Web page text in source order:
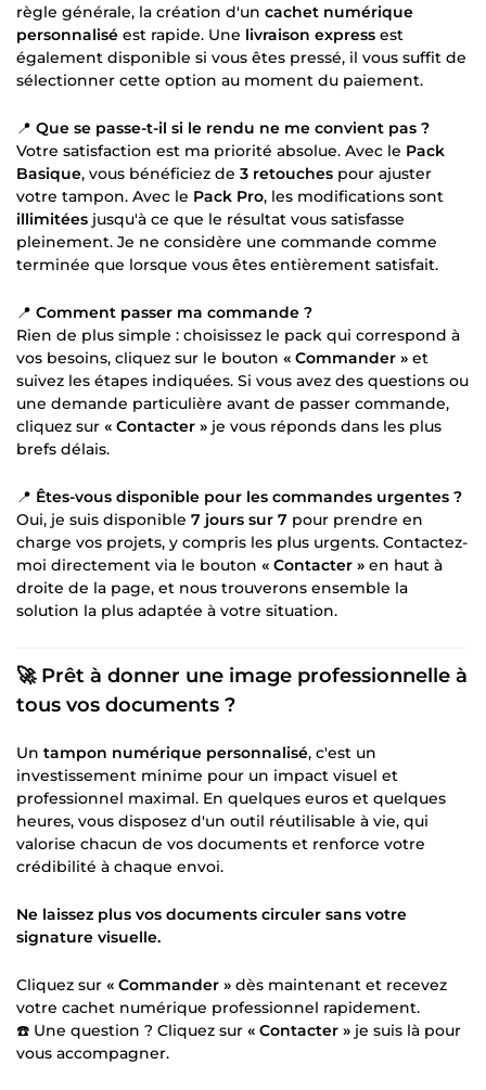
règle générale, la création d'un cachet numérique
personnalisé est rapide. Une livraison express est
également disponible si vous êtes pressé, il vous suffit de
sélectionner cette option au moment du paiement.
📍 Que se passe-t-il si le rendu ne me convient pas ?
Votre satisfaction est ma priorité absolue. Avec le Pack
Basique, vous bénéficiez de 3 retouches pour ajuster
votre tampon. Avec le Pack Pro, les modifications sont
illimitées jusqu'à ce que le résultat vous satisfasse
pleinement. Je ne considère une commande comme
terminée que lorsque vous êtes entièrement satisfait.
📍 Comment passer ma commande ?
Rien de plus simple : choisissez le pack qui correspond à
vos besoins, cliquez sur le bouton « Commander » et
suivez les étapes indiquées. Si vous avez des questions ou
une demande particulière avant de passer commande,
cliquez sur « Contacter » je vous réponds dans les plus
brefs délais.
📍 Êtes-vous disponible pour les commandes urgentes ?
Oui, je suis disponible 7 jours sur 7 pour prendre en
charge vos projets, y compris les plus urgents. Contactez-
moi directement via le bouton « Contacter » en haut à
droite de la page, et nous trouverons ensemble la
solution la plus adaptée à votre situation.
🚀 Prêt à donner une image professionnelle à
tous vos documents ?
Un tampon numérique personnalisé, c'est un
investissement minime pour un impact visuel et
professionnel maximal. En quelques euros et quelques
heures, vous disposez d'un outil réutilisable à vie, qui
valorise chacun de vos documents et renforce votre
crédibilité à chaque envoi.
Ne laissez plus vos documents circuler sans votre
signature visuelle.
Cliquez sur « Commander » dès maintenant et recevez
votre cachet numérique professionnel rapidement.
☎️ Une question ? Cliquez sur « Contacter » je suis là pour
vous accompagner.